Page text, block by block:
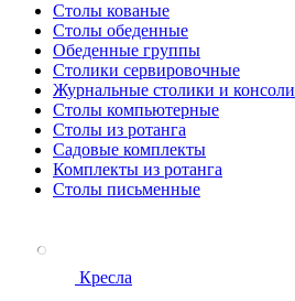
Столы кованые
Столы обеденные
Обеденные группы
Столики сервировочные
Журнальные столики и консоли
Столы компьютерные
Столы из ротанга
Садовые комплекты
Комплекты из ротанга
Столы письменные
Кресла